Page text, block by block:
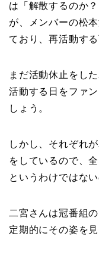
は「解散するのか
が、メンバーの松
ており、再活動す
まだ活動休止をし
活動する日をファ
しょう。
しかし、それぞれ
をしているので、
というわけではな
二宮さんは冠番組
定期的にその姿を